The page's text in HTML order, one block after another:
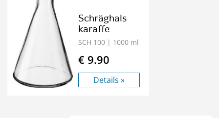
Schräghals
karaffe
SCH 100 | 1000 ml
€ 9.90
Details »